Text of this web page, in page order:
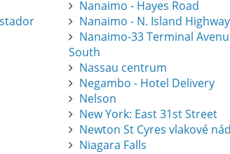
Nanaimo - Hayes Road
Nanaimo - N. Island Highway
Nanaimo-33 Terminal
South
Nassau centrum
Negambo - Hotel Delivery
Nelson
New York: East 31st Street
Newton St Cyres vlakové
Niagara Falls